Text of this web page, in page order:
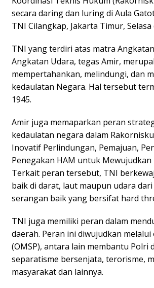
secara daring dan luring di Aula
TNI Cilangkap, Jakarta Timur, Selasa
TNI yang terdiri atas matra
Angkatan Udara, tegas Amir,
mempertahankan, melindungi, dan
kedaulatan Negara. Hal tersebut
1945.
Amir juga memaparkan peran
kedaulatan negara dalam
Inovatif Perlindungan, Pemajuan,
Penegakan HAM untuk
Terkait peran tersebut, TNI
baik di darat, laut maupun udara
serangan baik yang bersifat hard
TNI juga memiliki peran dalam
daerah. Peran ini diwujudkan
(OMSP), antara lain membantu Polri
separatisme bersenjata, terorisme,
masyarakat dan lainnya.